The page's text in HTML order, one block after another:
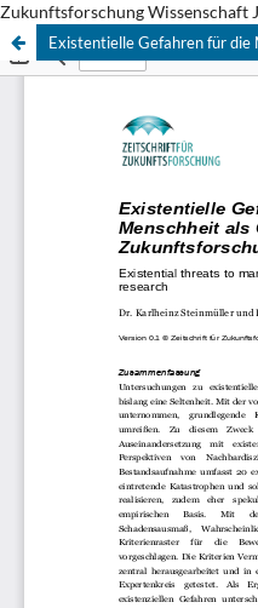
Zukunftsforschung Wissenschaft